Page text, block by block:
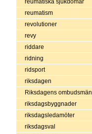
reumatiska sjukdomar
reumatism
revolutioner
revy
riddare
ridning
ridsport
riksdagen
Riksdagens ombudsmän
riksdagsbyggnader
riksdagsledamöter
riksdagsval